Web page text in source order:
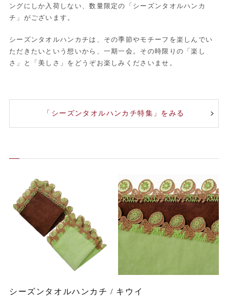
ングにしか入荷しない、数量限定の「シーズンタオルハンカ
チ」がございます。
シーズンタオルハンカチは、その季節やモチーフを楽しんでい
ただきたいという想いから、一期一会。その時限りの「楽し
さ」と「美しさ」をどうぞお楽しみくださいませ。
「シーズンタオルハンカチ特集」をみる
シーズンタオルハンカチ / キウイ